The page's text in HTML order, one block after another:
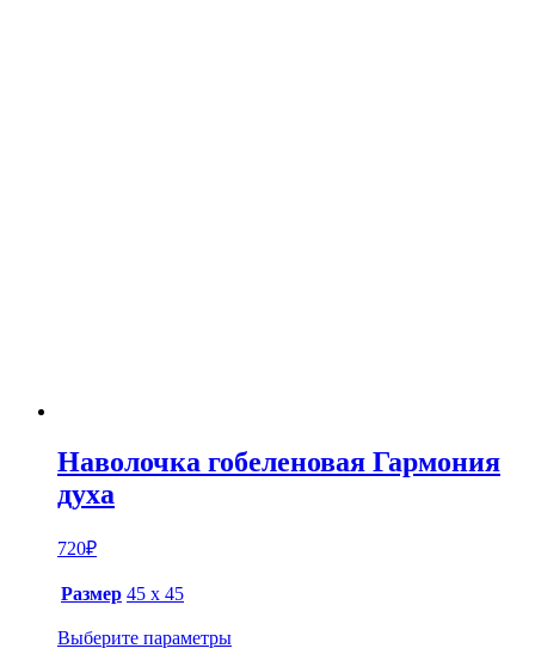
Наволочка гобеленовая Гармония
духа
720₽
Размер 45 х 45
Выберите параметры